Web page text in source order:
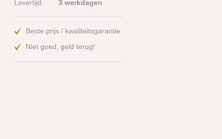
Levertijd:
3 werkdagen
Beste prijs / kwaliteitsgarantie
Niet goed, geld terug!